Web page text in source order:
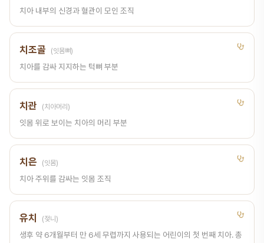
치아 내부의 신경과 혈관이 모인 조직
치조골 (잇몸뼈)
치아를 감싸 지지하는 턱뼈 부분
치관 (치아머리)
잇몸 위로 보이는 치아의 머리 부분
치은 (잇몸)
치아 주위를 감싸는 잇몸 조직
유치 (젖니)
생후 약 6개월부터 만 6세 무렵까지 사용되는 어린이의 첫 번째 치아. 총